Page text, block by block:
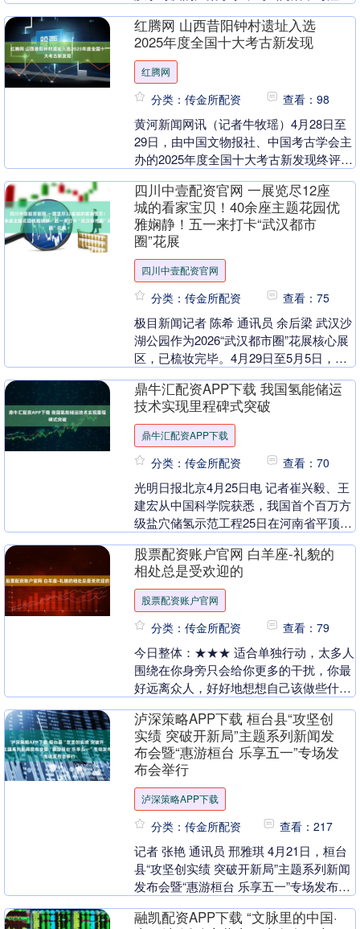
养成语感，读一....
红腾网 山西昔阳钟村遗址入选
2025年度全国十大考古新发现
红腾网
分类：传金所配资 查看：98
黄河新闻网讯（记者牛牧瑶）4月28日至
29日，由中国文物报社、中国考古学会主
办的2025年度全国十大考古新发现终评会
最终评委....
四川中壹配资官网 一展览尽12座
城的看家宝贝！40余座主题花园优
雅娴静！五一来打卡“武汉都市
圈”花展
四川中壹配资官网
分类：传金所配资 查看：75
极目新闻记者 陈希 通讯员 余后梁 武汉沙
湖公园作为2026“武汉都市圈”花展核心展
区，已梳妆完毕。4月29日至5月5日，沙
鼎牛汇配资APP下载 我国氢能储运
技术实现里程碑式突破
鼎牛汇配资APP下载
分类：传金所配资 查看：70
光明日报北京4月25日电 记者崔兴毅、王
建宏从中国科学院获悉，我国首个百万方
级盐穴储氢示范工程25日在河南省平顶山
能大规模、....
股票配资账户官网 白羊座-礼貌的
相处总是受欢迎的
股票配资账户官网
分类：传金所配资 查看：79
今日整体：★★★ 适合单独行动，太多人
围绕在你身旁只会给你更多的干扰，你最
好远离众人，好好地想想自己该做些什
诉，当心造成误解....
泸深策略APP下载 桓台县“攻坚创
实绩 突破开新局”主题系列新闻发
布会暨“惠游桓台 乐享五一”专场发
布会举行
泸深策略APP下载
分类：传金所配资 查看：217
记者 张艳 通讯员 邢雅琪 4月21日，桓台
县“攻坚创实绩 突破开新局”主题系列新闻
发布会暨“惠游桓台 乐享五一”专场发布会
湖....
融凯配资APP下载 “文脉里的中国·